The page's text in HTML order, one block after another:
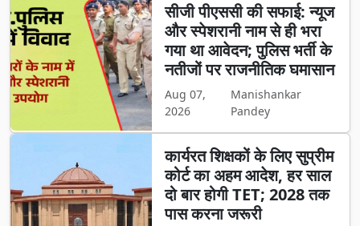
सीजी पीएससी की सफाई: न्यूज
और स्पेशरानी नाम से ही भरा
गया था आवेदन; पुलिस भर्ती के
नतीजों पर राजनीतिक घमासान
Aug 07,
2026
Manishankar
Pandey
कार्यरत शिक्षकों के लिए सुप्रीम
कोर्ट का अहम आदेश, हर साल
दो बार होगी TET; 2028 तक
पास करना जरूरी